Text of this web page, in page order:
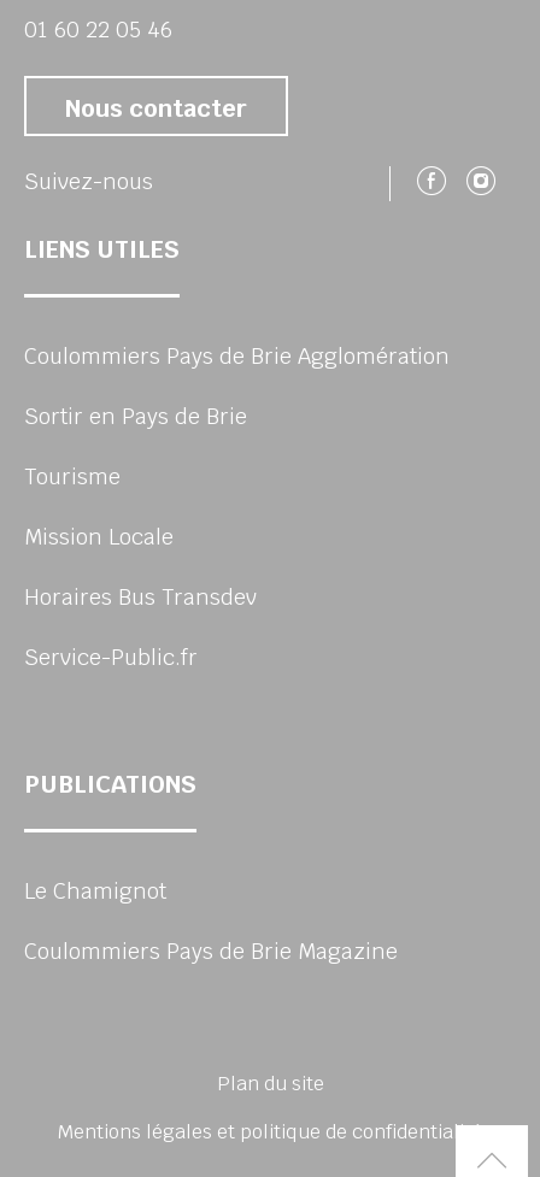
01 60 22 05 46
Nous contacter
Suivez-nous
LIENS UTILES
Coulommiers Pays de Brie Agglomération
Sortir en Pays de Brie
Tourisme
Mission Locale
Horaires Bus Transdev
Service-Public.fr
PUBLICATIONS
Le Chamignot
Coulommiers Pays de Brie Magazine
Plan du site
Mentions légales et politique de confidentialité